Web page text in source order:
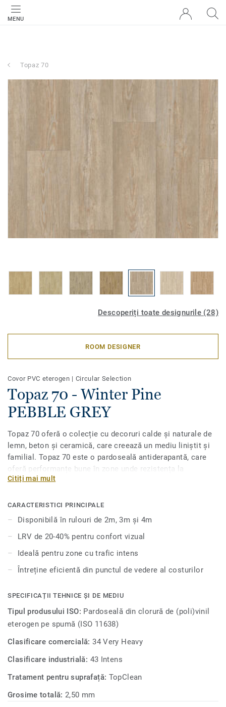
MENU
Topaz 70
Descoperiți toate designurile (28)
ROOM DESIGNER
Covor PVC eterogen | Circular Selection
Topaz 70 - Winter Pine
PEBBLE GREY
Topaz 70 oferă o colecție cu decoruri calde și naturale de
lemn, beton și ceramică, care creează un mediu liniștit și
familial. Topaz 70 este o pardoseală antiderapantă, care
oferă performanțe bune în zone unde rezistența la
alunecare este esențială. Topaz 70 îmbunătățește
deoarece peste 50% a culorilor din această gamă au o
valoare LRV (valoare de reflectare a luminii) de 20-40%.
Această colecție are proprietăți acustice bune de 13dB și
este disponibilă în formate de 2, 3 și 4 metri, ceea ce face
posibilă o instalare fără sudură, care se potrivește cu
Citiți mai mult
CARACTERISTICI PRINCIPALE
Disponibilă în rulouri de 2m, 3m și 4m
LRV de 20-40% pentru confort vizual
Ideală pentru zone cu trafic intens
Întreține eficientă din punctul de vedere al costurilor
SPECIFICAȚII TEHNICE ȘI DE MEDIU
Tipul produsului ISO: Pardoseală din clorură de (poli)vinil
eterogen pe spumă (ISO 11638)
Clasificare comercială:34 Very Heavy
Clasificare industrială: 43 Intens
Tratament pentru suprafață: TopClean
Grosime totală:2,50 mm